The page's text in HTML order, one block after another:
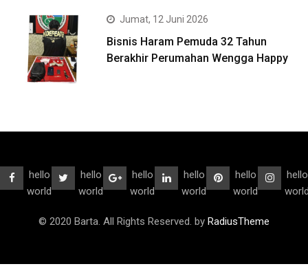
Jumat, 12 Juni 2026
Bisnis Haram Pemuda 32 Tahun
Berakhir Perumahan Wengga Happy
hello
world
hello
world
hello
world
hello
world
hello
world
hello
© 2020 Barta. All Rights Reserved. by RadiusTheme